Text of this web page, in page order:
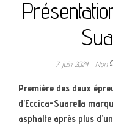
7 juin 2024 Non
Première des deux
d’Eccica-Suarella
asphalte après plus